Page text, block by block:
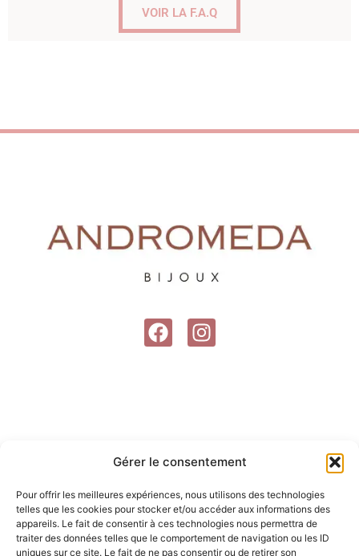
Gérer le consentement
Pour offrir les meilleures expériences, nous utilisons des technologies
telles que les cookies pour stocker et/ou accéder aux informations des
appareils. Le fait de consentir à ces technologies nous permettra de
traiter des données telles que le comportement de navigation ou les ID
uniques sur ce site. Le fait de ne pas consentir ou de retirer son
VOIR LA F.A.Q
F
a
k
I
n
a
m